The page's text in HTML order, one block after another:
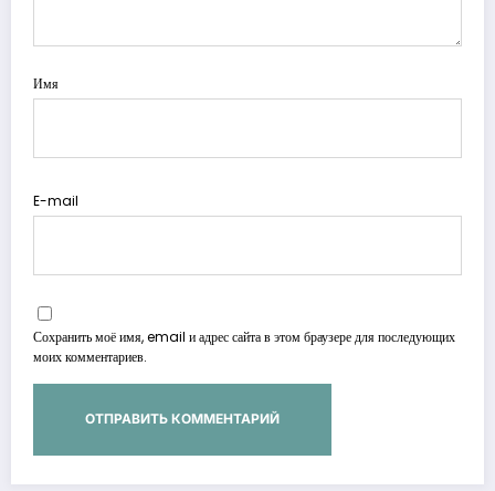
Имя
E-mail
Сохранить моё имя, email и адрес сайта в этом браузере для последующих
моих комментариев.